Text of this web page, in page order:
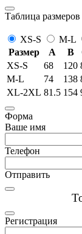
Таблица размеров
XS-S M-L
Размер
A B
XS-S
68 120
M-L
74 138
XL-2XL 81.5 154
Форма
Ваше имя
Телефон
Отправить
Регистрация